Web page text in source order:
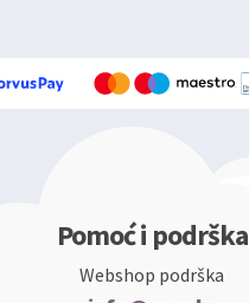
Pomoć i podrška
Webshop podrška